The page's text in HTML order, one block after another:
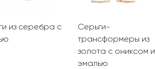
из серебра с
Серьги-
трансформеры из
золота с ониксом и
эмалью